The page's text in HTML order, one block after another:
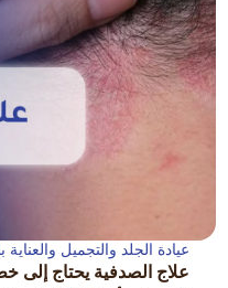
عيادة الجلد والتجميل والعناية
علاج الصدفية يحتاج إلى